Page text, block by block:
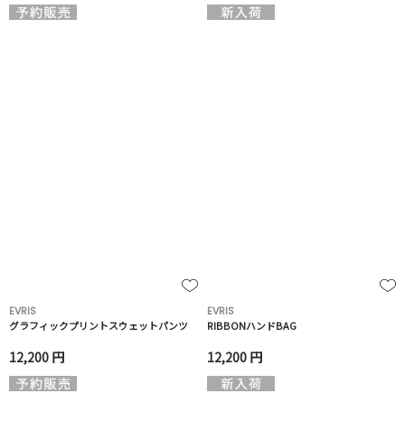
EVRIS
グラフィックプリントスウェットパンツ
12,200 円
EVRIS
RIBBONハンドBAG
12,200 円